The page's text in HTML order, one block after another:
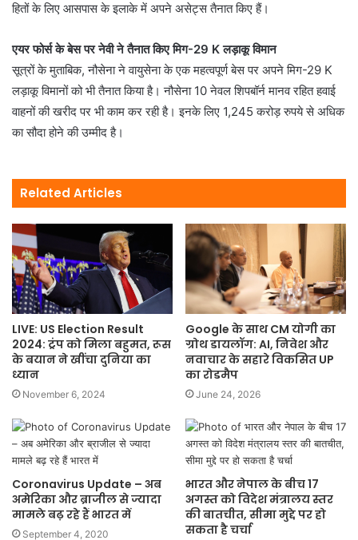
हितों के लिए आसपास के इलाके में अपने असेट्स तैनात किए हैं।
एयर फोर्स के बेस पर नेवी ने तैनात किए मिग-29 K लड़ाकू विमान
सूत्रों के मुताबिक, नौसेना ने वायुसेना के एक महत्वपूर्ण बेस पर अपने मिग-29 K
लड़ाकू विमानों को भी तैनात किया है। नौसेना 10 नेवल शिपबॉर्न मानव रहित हवाई
वाहनों की खरीद पर भी काम कर रही है। इनके लिए 1,245 करोड़ रुपये से अधिक
का सौदा होने की उम्मीद है।
Related Articles
LIVE: US Election Result
2024: ट्रंप को मिला बहुमत, रूस
के बयान ने खींचा दुनिया का
ध्यान
November 6, 2024
Google के साथ CM योगी का
ग्रोथ डायलॉग: AI, निवेश और
नवाचार के सहारे विकसित UP
का रोडमैप
June 24, 2026
Coronavirus Update – अब
अमेरिका और ब्राजील से ज्यादा
मामले बढ़ रहे हैं भारत में
September 4, 2020
भारत और नेपाल के बीच 17
अगस्त को विदेश मंत्रालय स्तर
की बातचीत, सीमा मुद्दे पर हो
सकता है चर्चा